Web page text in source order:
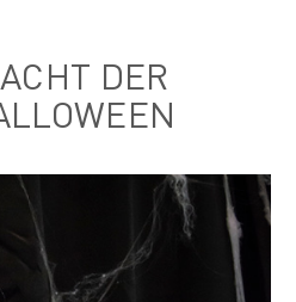
DER